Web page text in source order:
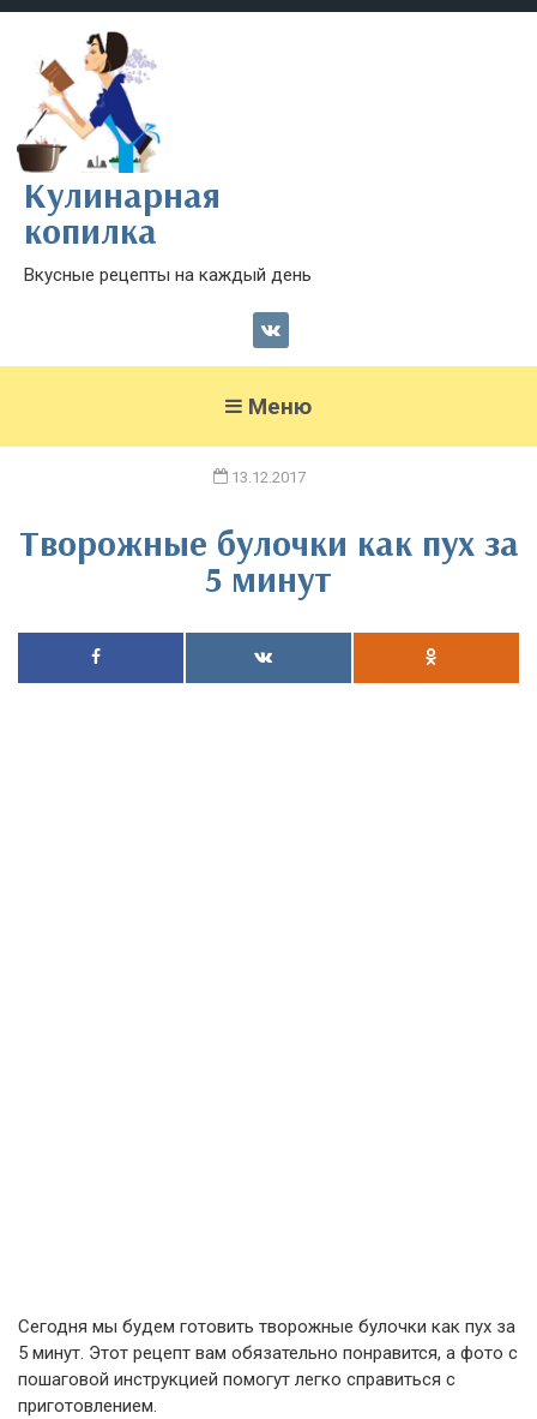
Кулинарная
копилка
Вкусные рецепты на каждый день
Меню
13.12.2017
Творожные булочки как пух за
5 минут
Сегодня мы будем готовить творожные булочки как пух за
5 минут. Этот рецепт вам обязательно понравится, а фото с
пошаговой инструкцией помогут легко справиться с
приготовлением.